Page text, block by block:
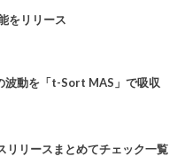
をリリース
波動を「t-Sort MAS」で吸収
リリースまとめてチェック一覧